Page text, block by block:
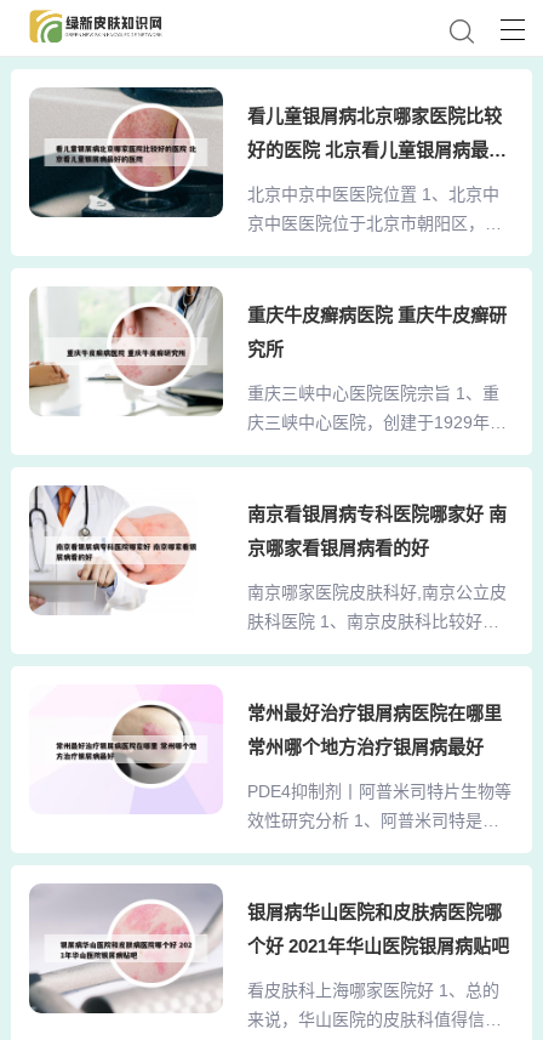
看儿童银屑病北京哪家医院比较
好的医院 北京看儿童银屑病最好
的医院
北京中京中医医院位置 1、北京中
京中医医院位于北京市朝阳区，具
体地址是东三环潘家园桥东100米，
央商务区，地理位置优越，交通极
其便利。医院内部设施完善，拥有
诊中心、银屑病研究中心和银屑病
治疗中心等专业科室，致力于为银
屑病患者提供全方位的诊疗服务。
北京医保定点指定医院，为患者提
供更多便利和保障。3、望京在北京
比较大，但具体到人们口中称的望
京，基本就是东到...
重庆牛皮癣病医院 重庆牛皮癣研
究所
重庆三峡中心医院医院宗旨 1、重
庆三峡中心医院，创建于1929年，
秉持“医德立院、科技兴院、文化强
教学、科研、预防、保健于一体的
综合性三级甲等医院。作为重庆市
个区县、辐射4个周边省市的医疗救
治任务。2、重庆三峡中心医院致力
于成为中国皮肤病治疗领域的引领
度。秉持着国家5A级医疗服务标
准，坚持“服务亲情化，医疗标准
院方针，该医院以患者为中心，将
每一位患者视...
南京看银屑病专科医院哪家好 南
京哪家看银屑病看的好
南京哪家医院皮肤科好,南京公立皮
肤科医院 1、南京皮肤科比较好的
医院是南京市第一医院皮肤科。以
京市第一医院皮肤科拥有一支专业
的医师团队，这些医师在皮肤疾病
经验，能够为患者提供个性化的治
疗方案。先进医疗设备：该科室配
备了先进的医疗设备，能够准确地
诊断的准确率，为患者提供了更加
便捷和高效的医疗服务。2、南京有
如南京医科大学附属皮肤病医院，
在皮肤病诊疗方面就很出色...
常州最好治疗银屑病医院在哪里
常州哪个地方治疗银屑病最好
PDE4抑制剂丨阿普米司特片生物等
效性研究分析 1、阿普米司特是一
种新型的口服小分子磷酸二酯酶4
度至重度斑块状银屑病。2、阿普米
司特是一种新型口服小分子磷酸二
PDE4活性，提高细胞内环磷酸腺苷
水平，调控肿瘤坏死因子和其他炎
银屑病华山医院和皮肤病医院哪
个好 2021年华山医院银屑病贴吧
看皮肤科上海哪家医院好 1、总的
来说，华山医院的皮肤科值得信